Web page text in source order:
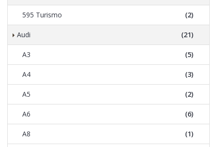
595 Turismo (2)
Audi (21)
A3 (5)
A4 (3)
A5 (2)
A6 (6)
A8 (1)